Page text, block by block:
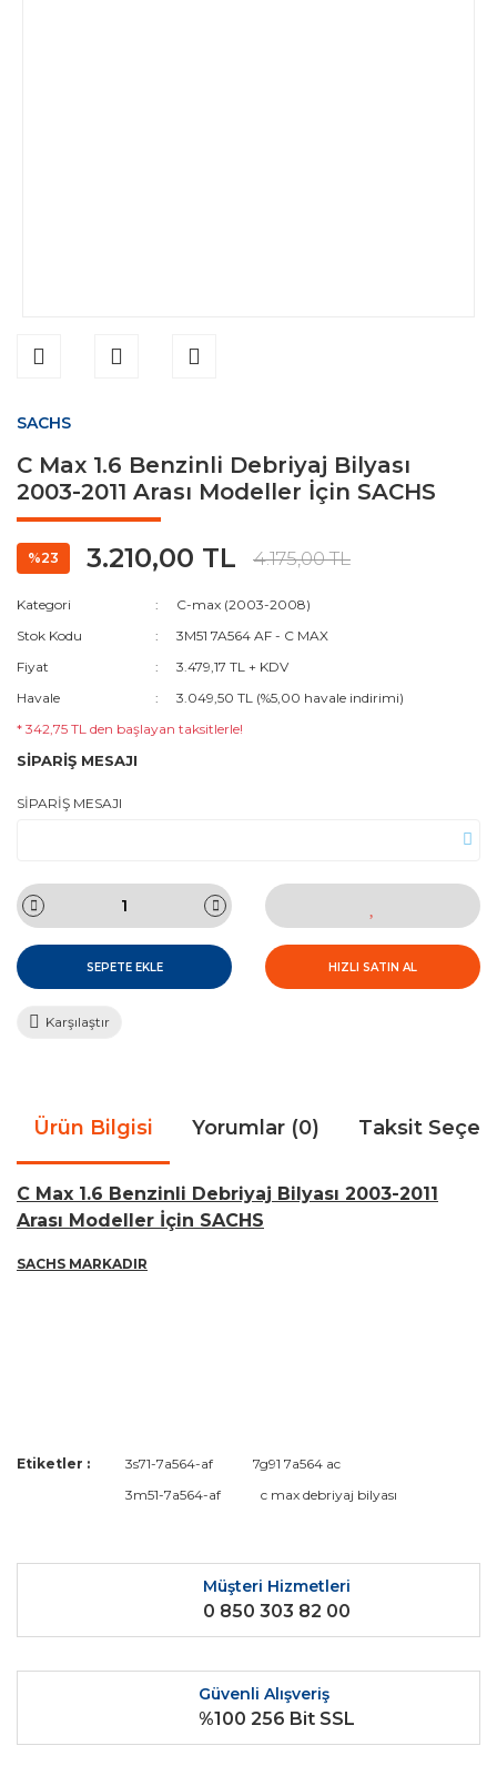
SACHS
C Max 1.6 Benzinli Debriyaj Bilyası
2003-2011 Arası Modeller İçin SACHS
%23 3.210,00 TL 4.175,00 TL
Kategori
C-max (2003-2008)
Stok Kodu
3M51 7A564 AF - C MAX
Fiyat
3.479,17 TL + KDV
Havale
3.049,50 TL (%5,00 havale indirimi)
* 342,75 TL den başlayan taksitlerle!
SİPARİŞ MESAJI
SİPARİŞ MESAJI
SEPETE EKLE HIZLI SATIN AL
Karşılaştır
Ürün Bilgisi Yorumlar (0) Taksit
C Max 1.6 Benzinli Debriyaj Bilyası 2003-2011
Arası Modeller İçin SACHS
SACHS MARKADIR
Bu ürüne ilk yorumu siz yapın!
Yorum Yaz
Bu ürünün fiyat bilgisi, resim, ürün açıklamalarında ve diğer
kullanarak tarafımıza iletebilirsiniz.
Ürün resmi kalitesiz, bozuk veya görüntülenemiyor.
Ürün açıklamasında eksik bilgiler bulunuyor.
Ürün bilgilerinde hatalar bulunuyor.
Ürün fiyatı diğer sitelerden daha pahalı.
Bu ürüne benzer farklı alternatifler olmalı.
Etiketler : 3s71-7a564-af
7g91 7a564 ac
3m51-7a564-af
c max debriyaj bilyası
Müşteri Hizmetleri
0 850 303 82 00
Güvenli Alışveriş
%100 256 Bit SSL